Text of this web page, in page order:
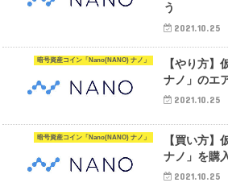
う
2021.10.25
暗号資産コイン「Nano(NANO) ナノ」
【やり方
ナノ」のエ
2021.10.25
暗号資産コイン「Nano(NANO) ナノ」
【買い方
ナノ」を購
2021.10.25